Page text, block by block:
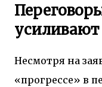
усиливают
Несмотря на
«прогрессе» в